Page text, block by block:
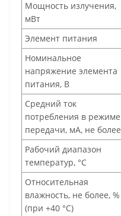
Мощность излучения,
мВт
Элемент питания
Номинальное
напряжение элемента
питания, В
Средний ток
потребления в режиме
передачи, мА, не более
Рабочий диапазон
температур, °C
Относительная
влажность, не более, %
(при +40 °C)